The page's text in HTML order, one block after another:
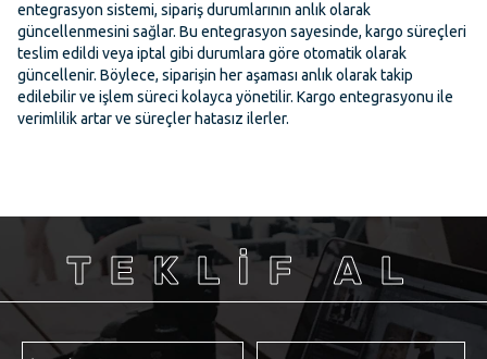
entegrasyon sistemi, sipariş durumlarının anlık olarak
güncellenmesini sağlar. Bu entegrasyon sayesinde, kargo süreçleri
teslim edildi veya iptal gibi durumlara göre otomatik olarak
güncellenir. Böylece, siparişin her aşaması anlık olarak takip
edilebilir ve işlem süreci kolayca yönetilir. Kargo entegrasyonu ile
verimlilik artar ve süreçler hatasız ilerler.
TEKLİF AL